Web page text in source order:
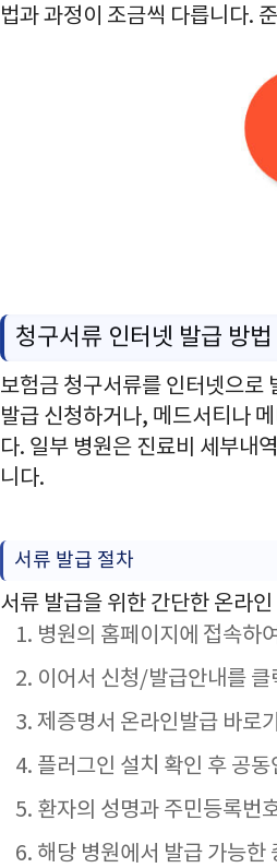
법과 과정이 조금씩 다릅니다.
청구서류 인터넷 발급 방법
보험금 청구서류를 인터넷으로
발급 신청하거나, 메드서티나
다. 일부 병원은 진료비 세부내
니다.
서류 발급 절차
서류 발급을 위한 간단한 온라
병원의 홈페이지에 접속하
이어서 신청/발급안내를 클
제증명서 온라인발급 바로
플러그인 설치 확인 후 공
환자의 성명과 주민등록번
해당 병원에서 발급 가능한